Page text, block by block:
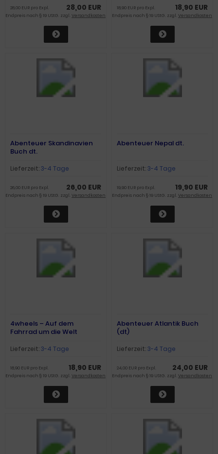
28,00 EUR
28,00 EUR pro Expl.
Endpreis nach § 19 UStG. zzgl. Versandkosten
18,90 EUR
18,90 EUR pro Expl.
Endpreis nach § 19 UStG. zzgl. Versandkosten
Abenteuer Skandinavien
Buch dt.
Lieferzeit:3-4 Tage
26,00 EUR
26,00 EUR pro Expl.
Endpreis nach § 19 UStG. zzgl. Versandkosten
Abenteuer Nepal dt.
Lieferzeit:3-4 Tage
19,90 EUR
19,90 EUR pro Expl.
Endpreis nach § 19 UStG. zzgl. Versandkosten
4wheels – Auf dem
Fahrrad um die Welt
Lieferzeit:3-4 Tage
18,90 EUR
18,90 EUR pro Expl.
Endpreis nach § 19 UStG. zzgl. Versandkosten
Abenteuer Atlantik Buch
(dt)
Lieferzeit:3-4 Tage
24,00 EUR
24,00 EUR pro Expl.
Endpreis nach § 19 UStG. zzgl. Versandkosten